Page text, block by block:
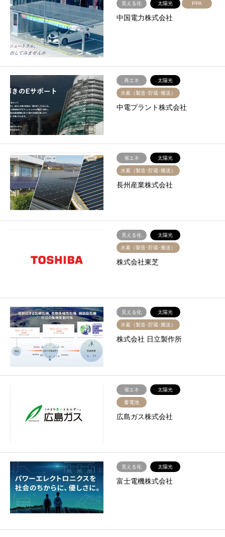
見える化 太陽光 PPA
中国電力株式会社
再エネ 太陽光
水素（製造･貯蔵･搬送）
中電プラント株式会社
省エネ 太陽光
水素（製造･貯蔵･搬送）
長州産業株式会社
見える化 太陽光
水素（製造･貯蔵･搬送）
株式会社東芝
見える化 太陽光
水素（製造･貯蔵･搬送）
株式会社 日立製作所
省エネ 太陽光
蓄電池
広島ガス株式会社
見える化 太陽光
富士電機株式会社